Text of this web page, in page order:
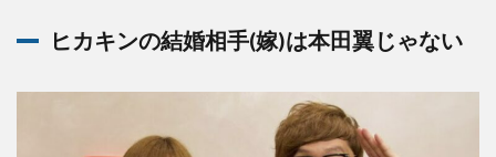
ヒカキンの結婚相手(嫁)は本田翼じゃない